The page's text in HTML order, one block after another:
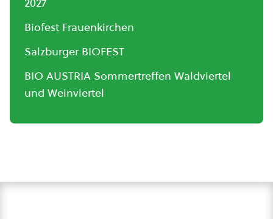
Biofest Frauenkirchen
Salzburger BIOFEST
BIO AUSTRIA Sommertreffen Waldviertel
und Weinviertel